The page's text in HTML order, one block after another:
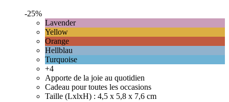
-25%
Lavender
Yellow
Orange
Hellblau
Turquoise
+4
Apporte de la joie au quotidien
Cadeau pour toutes les occasions
Taille (LxlxH) : 4,5 x 5,8 x 7,6 cm